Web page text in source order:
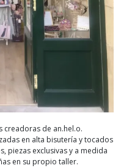
creadoras de an.hel.o.
en alta bisutería y tocados
piezas exclusivas y a medida
en su propio taller.